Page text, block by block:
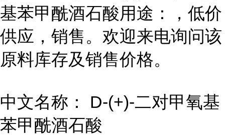
基苯甲酰酒石酸用途：，低价
供应，销售。欢迎来电询问该
原料库存及销售价格。
中文名称： D-(+)-二对甲氧基
苯甲酰酒石酸